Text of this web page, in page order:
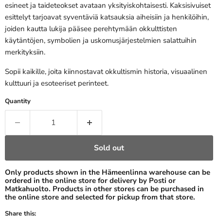
esineet ja taideteokset avataan yksityiskohtaisesti. Kaksisivuiset
esittelyt tarjoavat syventäviä katsauksia aiheisiin ja henkilöihin,
joiden kautta lukija pääsee perehtymään okkulttisten
käytäntöjen, symbolien ja uskomusjärjestelmien salattuihin
merkityksiin.
Sopii kaikille, joita kiinnostavat okkultismin historia, visuaalinen
kulttuuri ja esoteeriset perinteet.
Quantity
Sold out
Only products shown in the Hämeenlinna warehouse can be
ordered in the online store for delivery by Posti or
Matkahuolto. Products in other stores can be purchased in
the online store and selected for pickup from that store.
Share this: